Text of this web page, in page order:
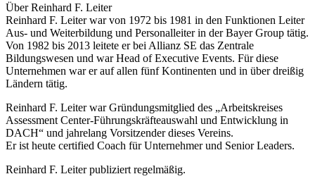
Über Reinhard F. Leiter
Reinhard F. Leiter war von 1972 bis 1981 in den Funktionen Leiter
Aus- und Weiterbildung und Personalleiter in der Bayer Group tätig.
Von 1982 bis 2013 leitete er bei Allianz SE das Zentrale
Bildungswesen und war Head of Executive Events. Für diese
Unternehmen war er auf allen fünf Kontinenten und in über dreißig
Ländern tätig.
Reinhard F. Leiter war Gründungsmitglied des „Arbeitskreises
Assessment Center-Führungskräfteauswahl und Entwicklung in
DACH“ und jahrelang Vorsitzender dieses Vereins.
Er ist heute certified Coach für Unternehmer und Senior Leaders.
Reinhard F. Leiter publiziert regelmäßig.